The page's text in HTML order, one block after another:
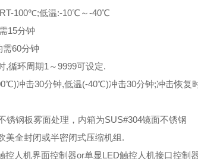
100℃;低温:-10℃～-40℃
15分钟
60分钟
,循环周期1～9999可设定.
冲击30分钟,低温(-40℃)冲击30分钟;冲击恢复
锈钢板雾面处理，内箱为SUS#304镜面不锈钢
美全封闭或半密闭式压缩机组.
控人机界面控制器or单显LED触控人机接口控制